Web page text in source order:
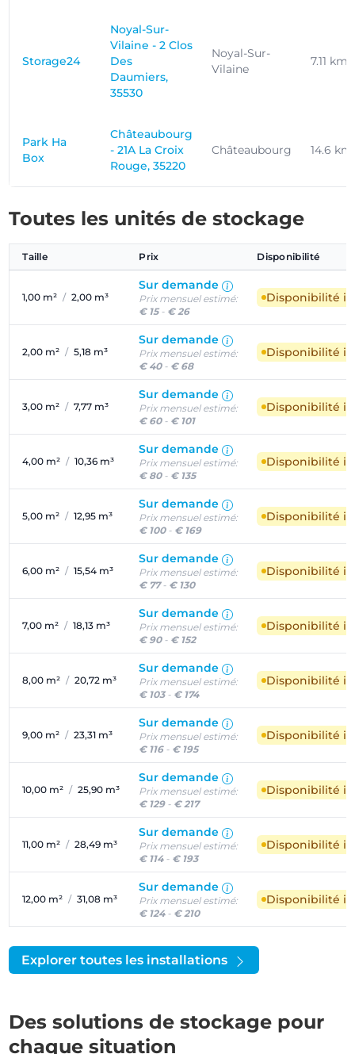
Storage24
Noyal-Sur-
Vilaine - 2 Clos
Des
Daumiers,
35530
Noyal-Sur-
Vilaine
7.11 km
Park Ha
Box
Châteaubourg
- 21A La Croix
Rouge, 35220
Châteaubourg 14.6 km
Toutes les unités de stockage
Taille Prix Disponibilité
1,00 m² / 2,00 m³
Sur demande
Prix mensuel estimé:
€ 15- € 26
Disponibilité
2,00 m² / 5,18 m³
Sur demande
Prix mensuel estimé:
€ 40- € 68
Disponibilité
3,00 m² / 7,77 m³
Sur demande
Prix mensuel estimé:
€ 60- € 101
Disponibilité
4,00 m² / 10,36 m³
Sur demande
Prix mensuel estimé:
€ 80- € 135
Disponibilité
5,00 m² / 12,95 m³
Sur demande
Prix mensuel estimé:
€ 100- € 169
Disponibilité
6,00 m² / 15,54 m³
Sur demande
Prix mensuel estimé:
€ 77- € 130
Disponibilité
7,00 m² / 18,13 m³
Sur demande
Prix mensuel estimé:
€ 90- € 152
Disponibilité
8,00 m² / 20,72 m³
Sur demande
Prix mensuel estimé:
€ 103- € 174
Disponibilité
9,00 m² / 23,31 m³
Sur demande
Prix mensuel estimé:
€ 116- € 195
Disponibilité
10,00 m² / 25,90 m³
Sur demande
Prix mensuel estimé:
€ 129- € 217
Disponibilité
11,00 m² / 28,49 m³
Sur demande
Prix mensuel estimé:
€ 114- € 193
Disponibilité
12,00 m² / 31,08 m³
Sur demande
Prix mensuel estimé:
€ 124- € 210
Disponibilité
Explorer toutes les installations
Des solutions de stockage pour
chaque situation